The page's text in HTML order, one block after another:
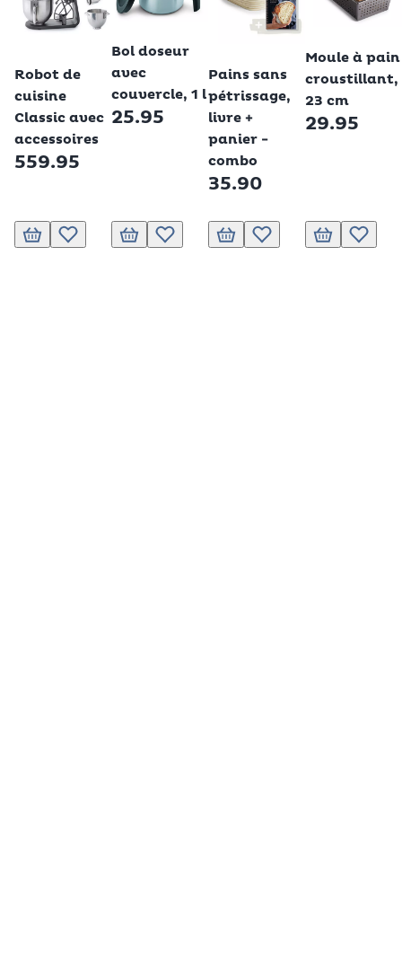
Robot de
cuisine
Classic avec
accessoires
559.95
Ajouter au panier
Ajouter à la liste de souhaits.
Bol doseur
avec
couvercle, 1 l
25.95
Ajouter au panier
Ajouter à la liste de souhaits.
Pains sans
pétrissage,
livre +
panier -
combo
35.90
Ajouter au panier
Ajouter à la liste de
Moule à pain
croustillant,
23 cm
29.95
Ajouter auAjouter